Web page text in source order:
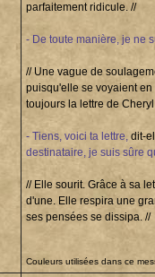
parfaitement ridicule. //
- De toute manière, je ne
// Une vague de
puisqu'elle se voyaient
toujours la lettre de
- Tiens, voici ta lettre, dit-
destinataire, je suis sûre
// Elle sourit. Grâce à sa
d'une. Elle respira une
ses pensées se dissipa. //
Couleurs utilisées dans ce